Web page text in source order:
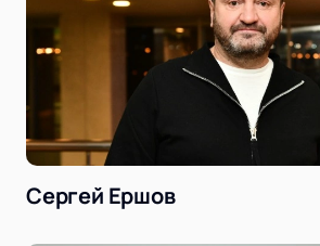
Сергей Ершов